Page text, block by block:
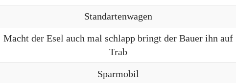
Standartenwagen
Macht der Esel auch mal schlapp bringt der Bauer ihn auf
Trab
Sparmobil